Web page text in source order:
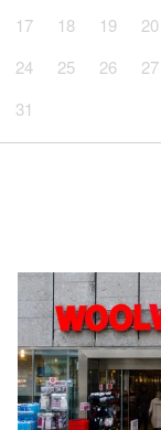
17
18 19 20
24
25 26 27
31